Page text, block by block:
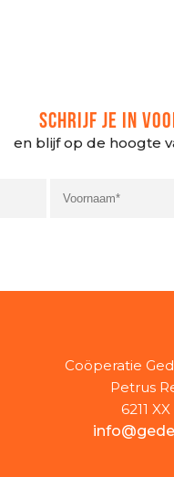
SCHRIJF JE IN
en blijf op de hoogte
Coöperatie
Petrus
6211